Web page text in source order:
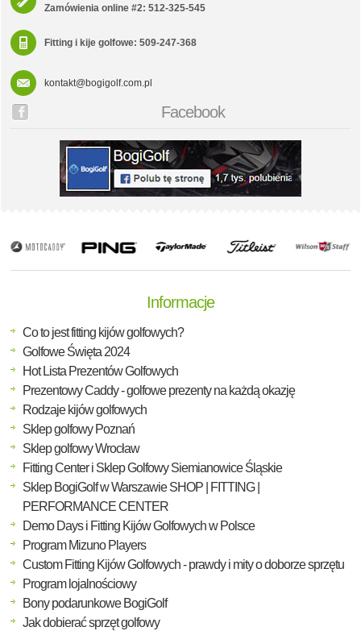
Zamówienia online #2: 512-325-545
Fitting i kije golfowe: 509-247-368
kontakt@bogigolf.com.pl
Facebook
Informacje
Co to jest fitting kijów golfowych?
Golfowe Święta 2024
Hot Lista Prezentów Golfowych
Prezentowy Caddy - golfowe prezenty na każdą okazję
Rodzaje kijów golfowych
Sklep golfowy Poznań
Sklep golfowy Wrocław
Fitting Center i Sklep Golfowy Siemianowice Śląskie
Sklep BogiGolf w Warszawie SHOP | FITTING |
PERFORMANCE CENTER
Demo Days i Fitting Kijów Golfowych w Polsce
Program Mizuno Players
Custom Fitting Kijów Golfowych - prawdy i mity o doborze sprzętu
Program lojalnościowy
Bony podarunkowe BogiGolf
Jak dobierać sprzęt golfowy